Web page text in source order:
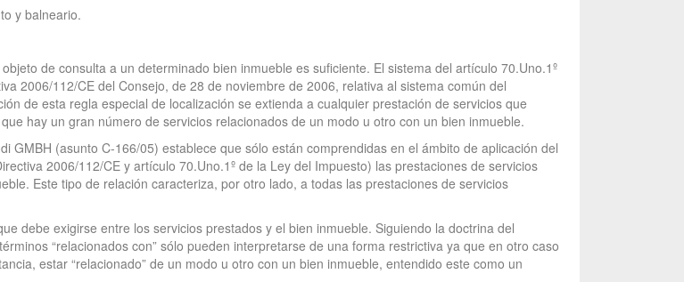
y balneario.
de consulta a un determinado bien inmueble es suficiente. El sistema del artículo 70.Uno.1º
2006/112/CE del Consejo, de 28 de noviembre de 2006, relativa al sistema común del
de esta regla especial de localización se extienda a cualquier prestación de servicios que
hay un gran número de servicios relacionados de un modo u otro con un bien inmueble.
GMBH (asunto C-166/05) establece que sólo están comprendidas en el ámbito de aplicación del
2006/112/CE y artículo 70.Uno.1º de la Ley del Impuesto) las prestaciones de servicios
Este tipo de relación caracteriza, por otro lado, a todas las prestaciones de servicios
debe exigirse entre los servicios prestados y el bien inmueble. Siguiendo la doctrina del
“relacionados con” sólo pueden interpretarse de una forma restrictiva ya que en otro caso
estar “relacionado” de un modo u otro con un bien inmueble, entendido este como un